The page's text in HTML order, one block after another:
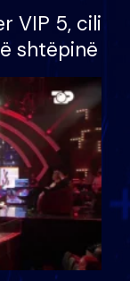
VIP 5, cili
shtëpinë